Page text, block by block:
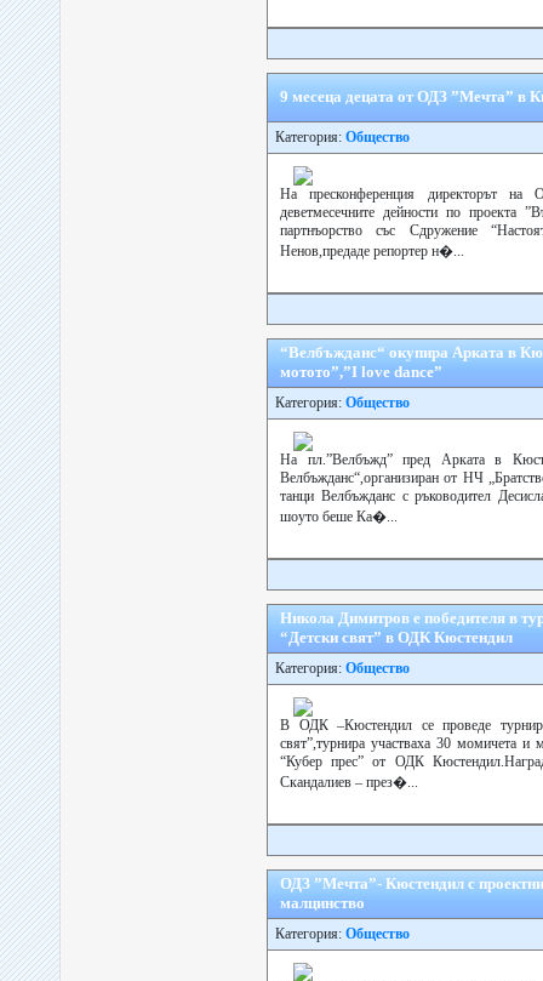
9 месеца децата от ОДЗ ”Мечта” в
Категория: Общество
На пресконференция директорът
деветмесечните дейности по проекта
партнъорство със Сдружение
Ненов,предаде репортер н�...
“Велбъжданс“ окупира Арката в
мотото”,”I love dance”
Категория: Общество
На пл.”Велбъжд” пред Арката в
Велбъжданс“,организиран от НЧ
танци Велбъжданс с ръководител
шоуто беше Ка�...
Никола Димитров е победителя в
“Детски свят” в ОДК Кюстендил
Категория: Общество
В ОДК –Кюстендил се проведе
свят”,турнира участваха 30 момичета и
“Кубер прес” от ОДК
Скандалиев – през�...
ОДЗ ”Мечта”- Кюстендил с проектни
малцинство
Категория: Общество